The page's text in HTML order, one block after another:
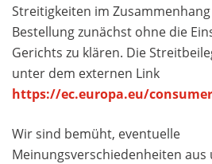
Streitigkeiten im
Bestellung zunächst ohne die
Gerichts zu klären. Die
unter dem externen Link
https://ec.europa.eu/
Wir sind bemüht, eventuelle
Meinungsverschiedenheiten